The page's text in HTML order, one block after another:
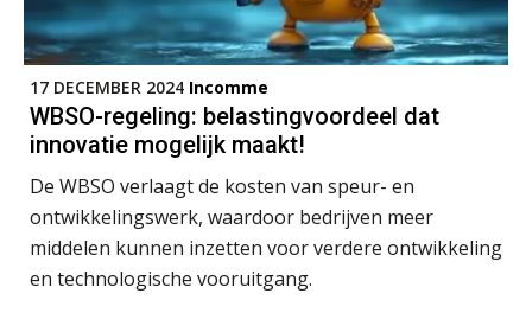
17 DECEMBER 2024 Incomme
WBSO-regeling: belastingvoordeel dat
innovatie mogelijk maakt!
De WBSO verlaagt de kosten van speur- en
ontwikkelingswerk, waardoor bedrijven meer
middelen kunnen inzetten voor verdere ontwikkeling
en technologische vooruitgang.